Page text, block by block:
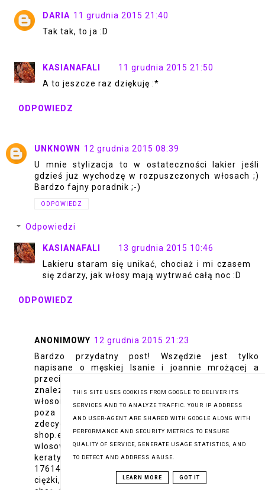
DARIA 11 grudnia 2015 21:40
Tak tak, to ja :D
KASIANAFALI
11 grudnia 2015 21:50
A to jeszcze raz dziękuję :*
ODPOWIEDZ
UNKNOWN
12 grudnia 2015 08:39
U mnie stylizacja to w ostateczności lakier jeśli
gdzieś już wychodzę w rozpuszczonych włosach ;)
Bardzo fajny poradnik ;-)
ODPOWIEDZ
Odpowiedzi
KASIANAFALI
13 grudnia 2015 10:46
Lakieru staram się unikać, chociaż i mi czasem
się zdarzy, jak włosy mają wytrwać całą noc :D
ODPOWIEDZ
ANONIMOWY 12 grudnia 2015 21:23
Bardzo przydatny post! Wszędzie jest tylko
napisane o męskiej Isanie i joannie mrożącej a
przecież w składzie jest alkohol :( dlatego
znalezienie nowego żelu do włosów (przed
włosomaniactwem torturowałam je piankami) było
poza moją cierpliwością, ale w końcu
zdecydowałam się na: http://www.m-
shop.eu/pol_pl_Bielenda-Graffiti-3D-Zel-do-
wlosow-MOCNY-z-kwasem-hialuronowym-i-
keratyna-niebieski-250-g-5904879002248-
17614_1.jpg i jestem zadowolona ;d żel nie jest za
ciężki, bardzo przydaje się też jak upinam włosy i nie
THIS SITE USES COOKIES FROM GOOGLE TO DELIVER ITS
SERVICES AND TO ANALYZE TRAFFIC. YOUR IP ADDRESS
AND USER-AGENT ARE SHARED WITH GOOGLE ALONG WITH
PERFORMANCE AND SECURITY METRICS TO ENSURE
QUALITY OF SERVICE, GENERATE USAGE STATISTICS, AND
TO DETECT AND ADDRESS ABUSE.
LEARN MORE GOT IT